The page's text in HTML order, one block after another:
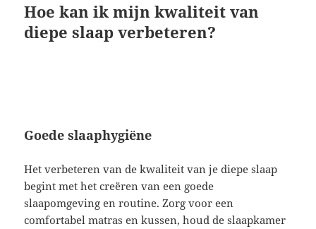
Hoe kan ik mijn kwaliteit van
diepe slaap verbeteren?
Goede slaaphygiëne
Het verbeteren van de kwaliteit van je diepe slaap
begint met het creëren van een goede
slaapomgeving en routine. Zorg voor een
comfortabel matras en kussen, houd de slaapkamer